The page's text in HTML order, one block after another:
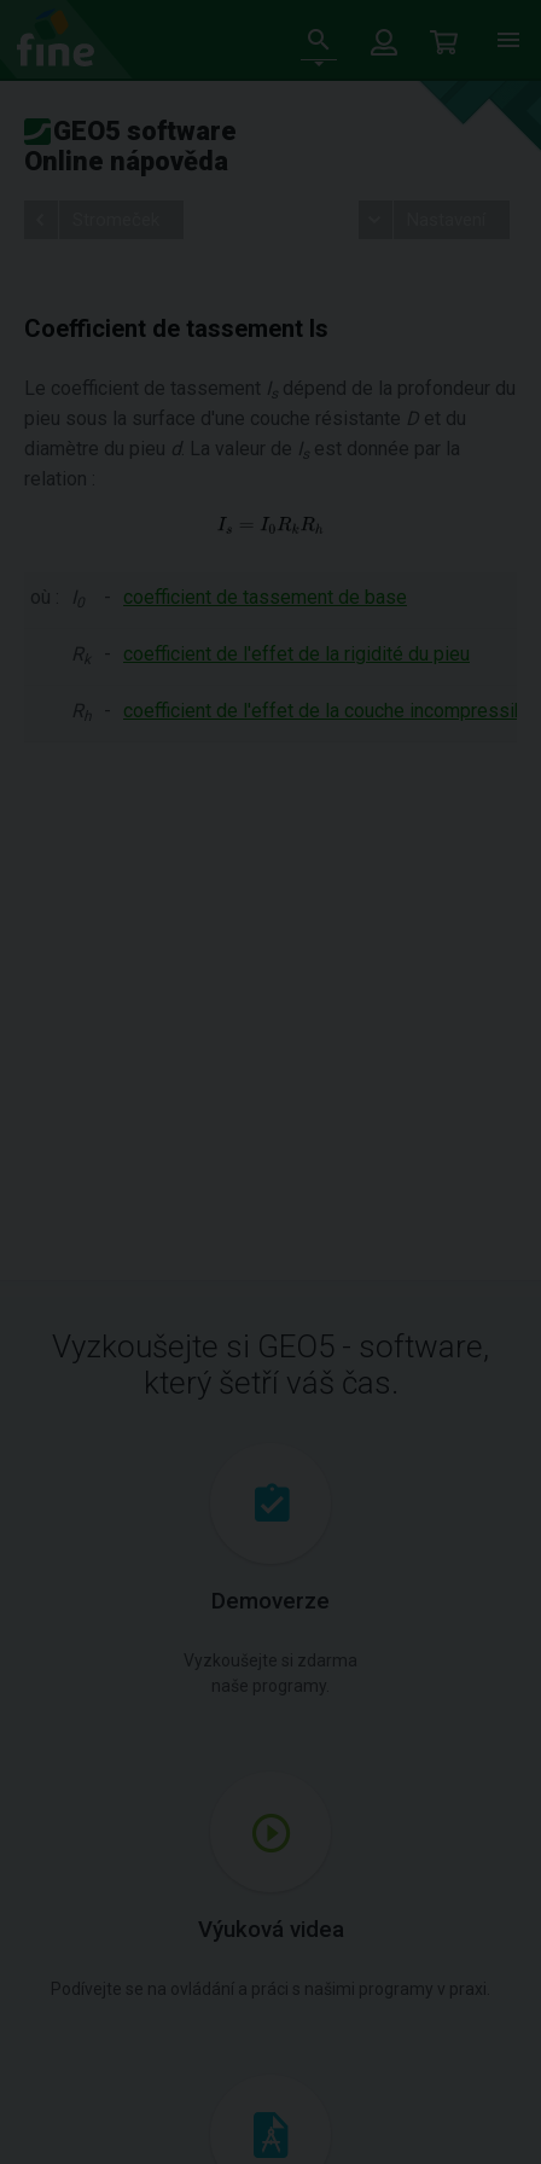
GEO5 software
Online nápověda
Coefficient de tassement Is
Le coefficient de tassement Is dépend de la profondeur du
pieu sous la surface d'une couche résistante D et du
diamètre du pieu d. La valeur de Is est donnée par la
relation :
où : I - coefficient de tassement de base
Rk - coefficient de l'effet de la rigidité du pieu
Rh - coefficient de l'effet de la couche incompressible
Vyzkoušejte si GEO5 - software,
který šetří váš čas.
Demoverze
Vyzkoušejte si zdarma
naše programy.
Výuková videa
Podívejte se na ovládání a práci s našimi programy v praxi.